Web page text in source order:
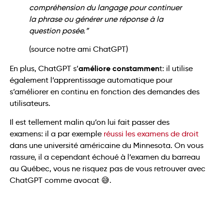
compréhension du langage pour continuer
la phrase ou générer une réponse à la
question posée.”
(source notre ami ChatGPT)
En plus, ChatGPT s’améliore constamment: il utilise
également l’apprentissage automatique pour
s’améliorer en continu en fonction des demandes des
utilisateurs.
Il est tellement malin qu’on lui fait passer des
examens: il a par exemple réussi les examens de droit
dans une université américaine du Minnesota. On vous
rassure, il a cependant échoué à l’examen du barreau
au Québec, vous ne risquez pas de vous retrouver avec
ChatGPT comme avocat 😅.